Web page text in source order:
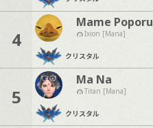
4
Mame Poporu
Ixion [Mana]
クリスタル
5
Ma Na
Titan [Mana]
クリスタル